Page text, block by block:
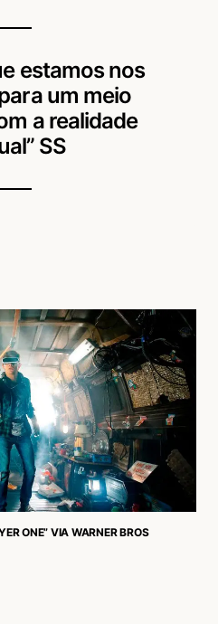
estamos nos
um meio
a realidade
SS
ONE” VIA WARNER BROS